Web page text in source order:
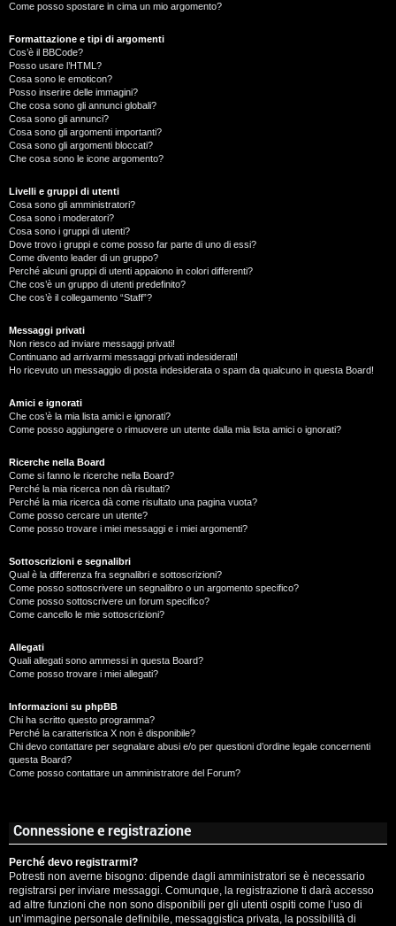
Come posso spostare in cima un mio argomento?
Formattazione e tipi di argomenti
Cos’è il BBCode?
Posso usare l’HTML?
Cosa sono le emoticon?
Posso inserire delle immagini?
Che cosa sono gli annunci globali?
Cosa sono gli annunci?
Cosa sono gli argomenti importanti?
Cosa sono gli argomenti bloccati?
Che cosa sono le icone argomento?
Livelli e gruppi di utenti
Cosa sono gli amministratori?
Cosa sono i moderatori?
Cosa sono i gruppi di utenti?
Dove trovo i gruppi e come posso far parte di uno di essi?
Come divento leader di un gruppo?
Perché alcuni gruppi di utenti appaiono in colori differenti?
Che cos’è un gruppo di utenti predefinito?
Che cos’è il collegamento “Staff”?
Messaggi privati
Non riesco ad inviare messaggi privati!
Continuano ad arrivarmi messaggi privati indesiderati!
Ho ricevuto un messaggio di posta indesiderata o spam da qualcuno in questa Board!
Amici e ignorati
Che cos’è la mia lista amici e ignorati?
Come posso aggiungere o rimuovere un utente dalla mia lista amici o ignorati?
Ricerche nella Board
Come si fanno le ricerche nella Board?
Perché la mia ricerca non dà risultati?
Perché la mia ricerca dà come risultato una pagina vuota?
Come posso cercare un utente?
Come posso trovare i miei messaggi e i miei argomenti?
Sottoscrizioni e segnalibri
Qual è la differenza fra segnalibri e sottoscrizioni?
Come posso sottoscrivere un segnalibro o un argomento specifico?
Come posso sottoscrivere un forum specifico?
Come cancello le mie sottoscrizioni?
Allegati
Quali allegati sono ammessi in questa Board?
Come posso trovare i miei allegati?
Informazioni su phpBB
Chi ha scritto questo programma?
Perché la caratteristica X non è disponibile?
Chi devo contattare per segnalare abusi e/o per questioni d’ordine legale concernenti
questa Board?
Come posso contattare un amministratore del Forum?
Connessione e registrazione
Perché devo registrarmi?
Potresti non averne bisogno: dipende dagli amministratori se è necessario
registrarsi per inviare messaggi. Comunque, la registrazione ti darà accesso
ad altre funzioni che non sono disponibili per gli utenti ospiti come l’uso di
un’immagine personale definibile, messaggistica privata, la possibilità di